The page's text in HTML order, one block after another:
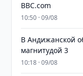
BBC.com
10:50 · 09/08
В Андижанской
магнитудой 3
10:18 · 09/08